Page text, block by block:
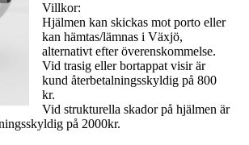
Villkor:
Hjälmen kan skickas mot porto eller
kan hämtas/lämnas i Växjö,
alternativt efter överenskommelse.
Vid trasig eller bortappat visir är
kund återbetalningsskyldig på 800
kr.
Vid strukturella skador på hjälmen är
på 2000kr.